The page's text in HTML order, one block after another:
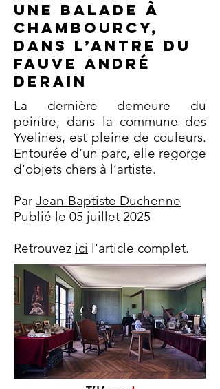
Une balade à
Chambourcy,
dans l’antre du
fauve André
Derain
La dernière demeure du
peintre, dans la commune des
Yvelines, est pleine de couleurs.
Entourée d’un parc, elle regorge
d’objets chers à l’artiste.
Par Jean-Baptiste Duchenne
Publié le 05 juillet 2025
Retrouvez ici l'article complet.